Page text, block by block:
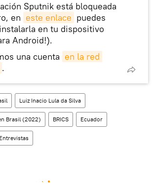
Sputnik está bloqueada
en este enlace puedes
en tu dispositivo
Android!).
una cuenta en la red
.
Luiz Inacio Lula da Silva
Brasil (2022) BRICS Ecuador